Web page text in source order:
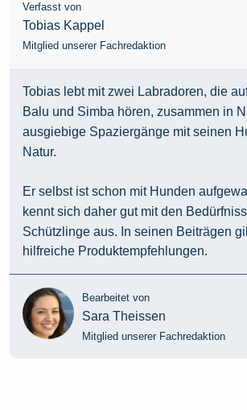
Verfasst von
Tobias Kappel
Mitglied unserer Fachredaktion
Tobias lebt mit zwei Labradoren, die
Balu und Simba hören, zusammen in
ausgiebige Spaziergänge mit seinen
Natur.
Er selbst ist schon mit Hunden
kennt sich daher gut mit den
Schützlinge aus. In seinen Beiträgen
hilfreiche Produktempfehlungen.
Bearbeitet von
Sara Theissen
Mitglied unserer Fachredaktion